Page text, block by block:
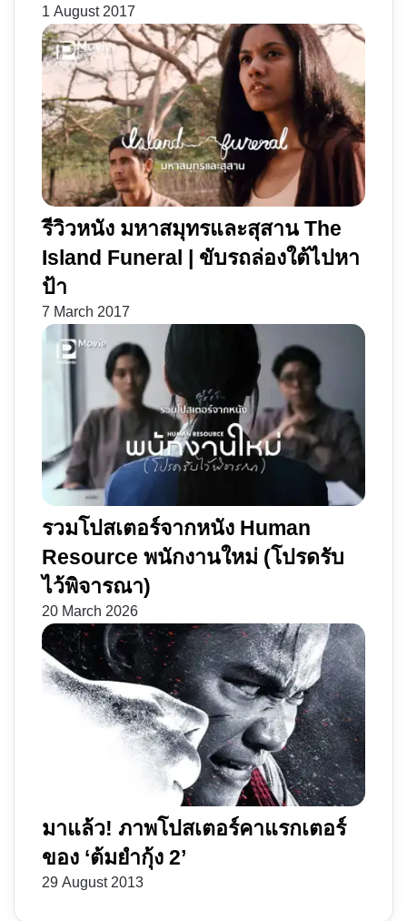
1 August 2017
รีวิวหนัง มหาสมุทรและสุสาน The
Island Funeral | ขับรถล่องใต้ไปหา
ป้า
7 March 2017
รวมโปสเตอร์จากหนัง​ Human
Resource พนักงานใหม่ (โปรดรับ
ไว้พิจารณา)
20 March 2026
มาแล้ว! ภาพโปสเตอร์คาแรกเตอร์
ของ ‘ต้มยำกุ้ง 2’
29 August 2013